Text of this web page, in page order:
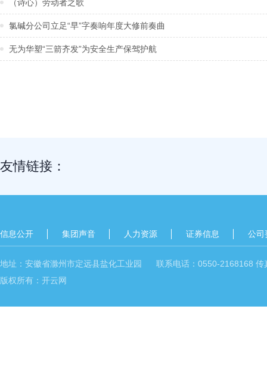
（诗心）劳动者之歌
氯碱分公司立足“早”字奏响年度大修前奏曲
无为华塑“三箭齐发”为安全生产保驾护航
友情链接：
信息公开 集团声音 人力资源 证券信息 公司
地址：安徽省滁州市定远县盐化工业园 联系电话：0550-2168168
版权所有：开云网